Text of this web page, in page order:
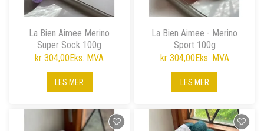
La Bien Aimee Merino
Super Sock 100g
kr 304,00Eks. MVA
LES MER
La Bien Aimee - Merino
Sport 100g
kr 304,00Eks. MVA
LES MER